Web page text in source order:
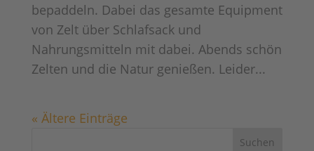
bepaddeln. Dabei das gesamte Equipment
von Zelt über Schlafsack und
Nahrungsmitteln mit dabei. Abends schön
Zelten und die Natur genießen. Leider...
« Ältere Einträge